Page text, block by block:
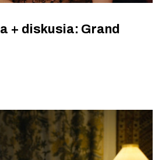
+ diskusia: Grand